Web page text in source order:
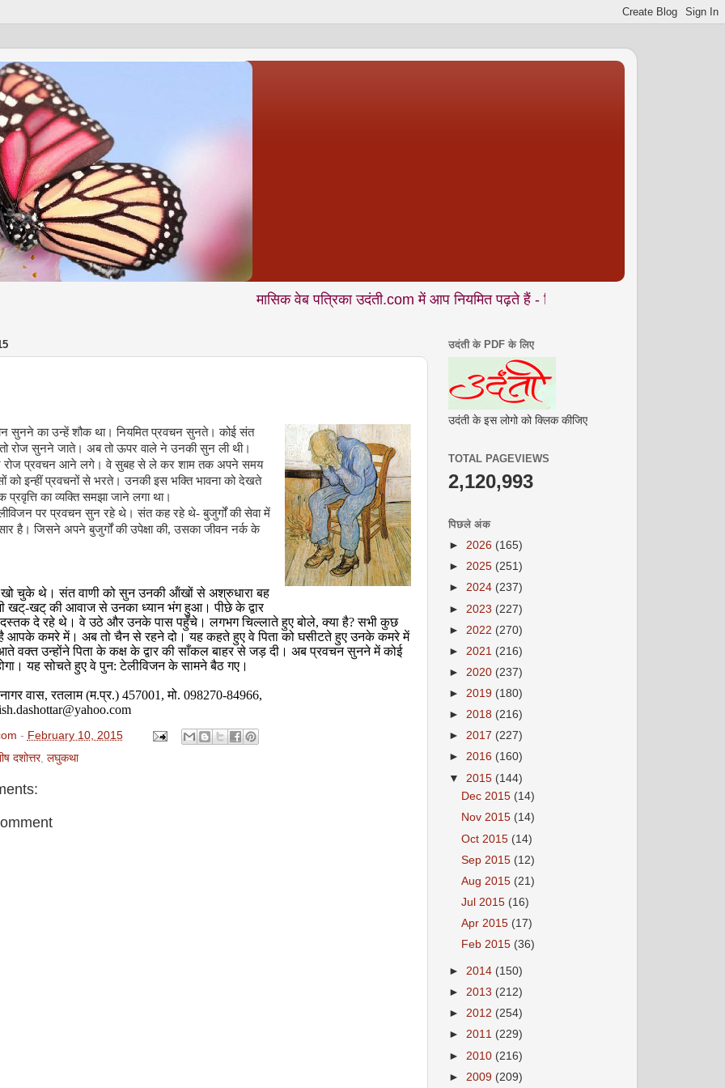
मासिक वेब पत्रिका उदंती.com में आप नियमित पढ़ते हैं - शिक्षा • समाज • कला- संस्कृति • पर्यावरण
सुनने का उन्हें शौक था। नियमित प्रवचन सुनते। कोई संत
रोज सुनने जाते। अब तो ऊपर वाले ने उनकी सुन ली थी।
रोज प्रवचन आने लगे। वे सुबह से ले कर शाम तक अपने समय
को इन्हीं प्रवचनों से भरते। उनकी इस भक्ति भावना को देखते
प्रवृत्ति का व्यक्ति समझा जाने लगा था।
पर प्रवचन सुन रहे थे। संत कह रहे थे- बुजुर्गों की सेवा में
है। जिसने अपने बुजुर्गों की उपेक्षा की,उसका जीवन नर्क के
चुके थे। संत वाणी को सुन उनकी ऑंखों से अश्रुधारा बह
खट्-खट् की आवाज से उनका ध्यान भंग हुआ। पीछे के द्वार
दस्तक दे रहे थे। वे उठे और उनके पास पहुँचे। लगभग चिल्लाते हुए बोले,क्या है?सभी कुछ
है आपके कमरे में। अब तो चैन से रहने दो। यह कहते हुए वे पिता को घसीटते हुए उनके कमरे में
वक्त उन्होंने पिता के कक्ष के द्वार की साँकल बाहर से जड़ दी। अब प्रवचन सुनने में कोई
यह सोचते हुए वे पुन: टेलीविजन के सामने बैठ गए।
नागर वास,रतलाम (म.प्र.) 457001,मो. 098270-84966,
- February 10, 2015
दशोत्तर, लघुकथा
उदंती के PDF के लिए
उदंती के इस लोगो को क्लिक कीजिए
TOTAL PAGEVIEWS
2,120,993
पिछले अंक
► 2026 (165)
► 2025 (251)
► 2024 (237)
► 2023 (227)
► 2022 (270)
► 2021 (216)
► 2020 (237)
► 2019 (180)
► 2018 (216)
► 2017 (227)
► 2016 (160)
▼ 2015 (144)
Dec 2015 (14)
Nov 2015 (14)
Oct 2015 (14)
Sep 2015 (12)
Aug 2015 (21)
Jul 2015 (16)
Apr 2015 (17)
Feb 2015 (36)
► 2014 (150)
► 2013 (212)
► 2012 (254)
► 2011 (229)
► 2010 (216)
► 2009 (209)